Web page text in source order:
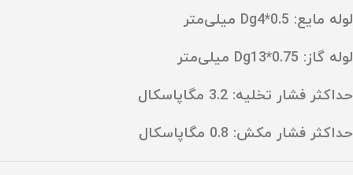
لوله مایع: ‎Dg4*0.5 میلی‌متر
لوله گاز: ‎Dg13*0.75 میلی‌متر
حداکثر فشار تخلیه: ‎3.2 مگاپاسکال
حداکثر فشار مکش: ‎0.8 مگاپاسکال